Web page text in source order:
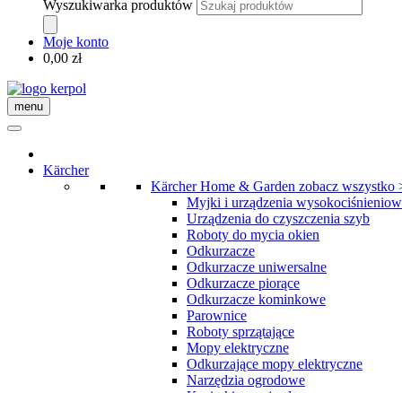
Wyszukiwarka produktów
Moje konto
0,00 zł
menu
Kärcher
Kärcher Home & Garden zobacz wszystko
Myjki i urządzenia
Urządzenia do czyszczenia szyb
Roboty do mycia okien
Odkurzacze
Odkurzacze uniwersalne
Odkurzacze piorące
Odkurzacze kominkowe
Parownice
Roboty sprzątające
Mopy elektryczne
Odkurzające mopy elektryczne
Narzędzia ogrodowe